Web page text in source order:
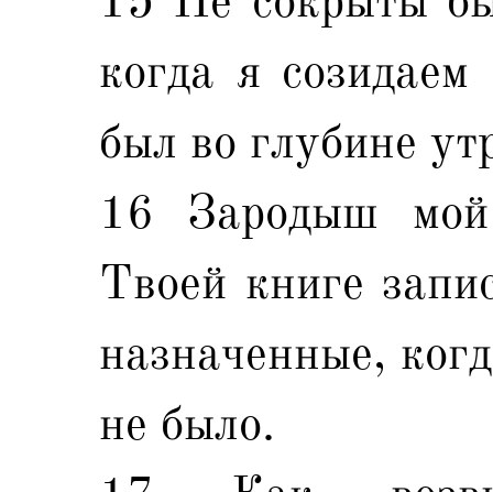
когда я
был во глубине
16 Зародыш
Твоей книге
назначенные,
не было.